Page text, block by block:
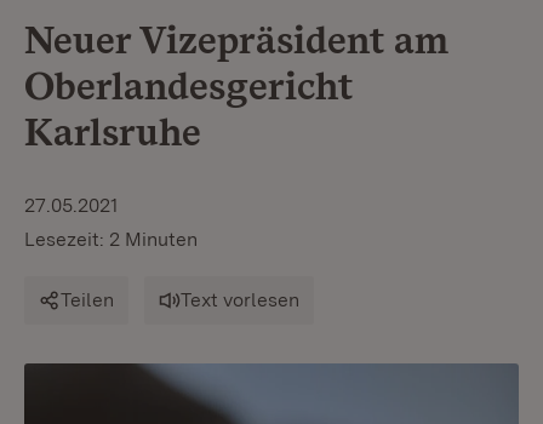
Neuer Vizepräsident am
Oberlandesgericht
Karlsruhe
27.05.2021
Lesezeit: 2 Minuten
Teilen Text vorlesen